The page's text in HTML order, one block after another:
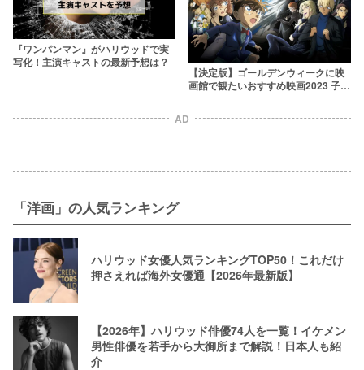
『ワンパンマン』がハリウッドで実
写化！主演キャストの最新予想は？
【決定版】ゴールデンウィークに映
画館で観たいおすすめ映画2023 子供
AD
「洋画」の人気ランキング
ハリウッド女優人気ランキングTOP50！これだけ
押さえれば海外女優通【2026年最新版】
【2026年】ハリウッド俳優74人を一覧！イケメン
男性俳優を若手から大御所まで解説！日本人も紹
介